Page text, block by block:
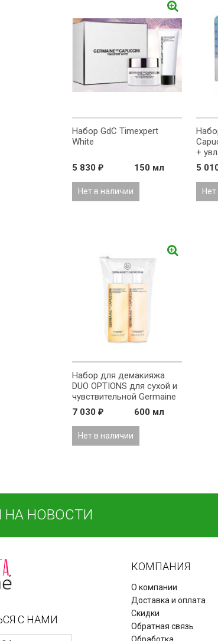
Набор GdC Timexpert
White
5 830 ₽ 150 мл
Нет в наличии
+
для
5
Набор для демакияжа
DUO OPTIONS для сухой и
чувствительной Germaine
de Capuccini
7 030 ₽ 600 мл
Нет в наличии
НА НОВОСТИ
С НАМИ
КОМПАНИЯ
О компании
Доставка и оплата
Скидки
Обратная связь